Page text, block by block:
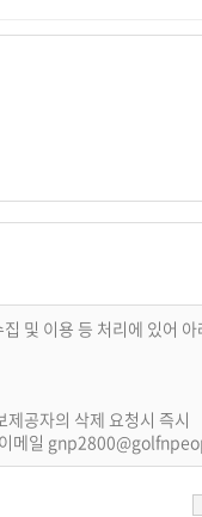
및 이용 등 처리에 있어
공자의 삭제 요청시 즉시
메일